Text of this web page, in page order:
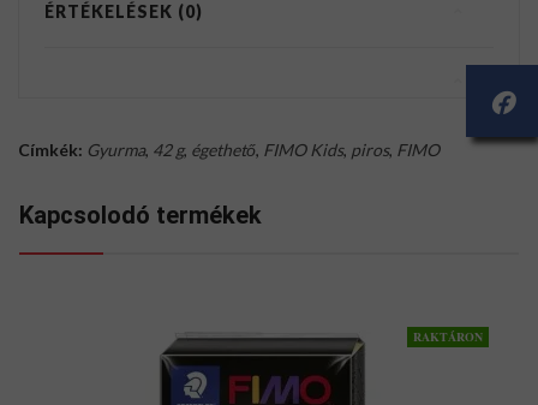
ÉRTÉKELÉSEK (0)
Címkék: Gyurma, 42 g, égethető, FIMO Kids, piros, FIMO
Kapcsolodó termékek
RAKTÁRON